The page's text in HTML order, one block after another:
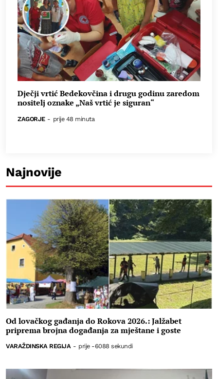
Dječji vrtić Bedekovčina i drugu godinu zaredom
nositelj oznake „Naš vrtić je siguran“
ZAGORJE - prije 48 minuta
Najnovije
Od lovačkog gađanja do Rokova 2026.: Jalžabet
priprema brojna događanja za mještane i goste
VARAŽDINSKA REGIJA - prije -6088 sekundi